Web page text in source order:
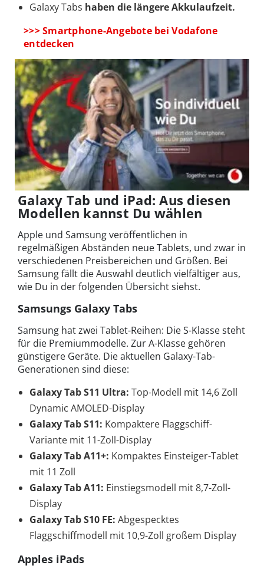
Galaxy Tabs haben die längere Akkulaufzeit.
>>> Smartphone-Angebote bei Vodafone
entdecken
Galaxy Tab und iPad: Aus diesen
Modellen kannst Du wählen
Apple und Samsung veröffentlichen in
regelmäßigen Abständen neue Tablets, und zwar in
verschiedenen Preisbereichen und Größen. Bei
Samsung fällt die Auswahl deutlich vielfältiger aus,
wie Du in der folgenden Übersicht siehst.
Samsungs Galaxy Tabs
Samsung hat zwei Tablet-Reihen: Die S-Klasse steht
für die Premiummodelle. Zur A-Klasse gehören
günstigere Geräte. Die aktuellen Galaxy-Tab-
Generationen sind diese:
Galaxy Tab S11 Ultra: Top-Modell mit 14,6 Zoll
Dynamic AMOLED-Display
Galaxy Tab S11: Kompaktere Flaggschiff-
Variante mit 11-Zoll-Display
Galaxy Tab A11+: Kompaktes Einsteiger-Tablet
mit 11 Zoll
Galaxy Tab A11: Einstiegsmodell mit 8,7-Zoll-
Display
Galaxy Tab S10 FE: Abgespecktes
Flaggschiffmodell mit 10,9-Zoll großem Display
Apples iPads